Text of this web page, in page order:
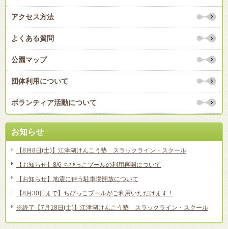
アクセス方法
よくある質問
公園マップ
団体利用について
ボランティア活動について
お知らせ
【8月8日(土)】江津湖けんこう塾 スラックライン・スクール
【お知らせ】8/6 ちびっこプールの利用再開について
【お知らせ】地震に伴う駐車場開放について
【8月30日まで】ちびっこプールがご利用いただけます！
※終了【7月18日(土)】江津湖けんこう塾 スラックライン・スクール